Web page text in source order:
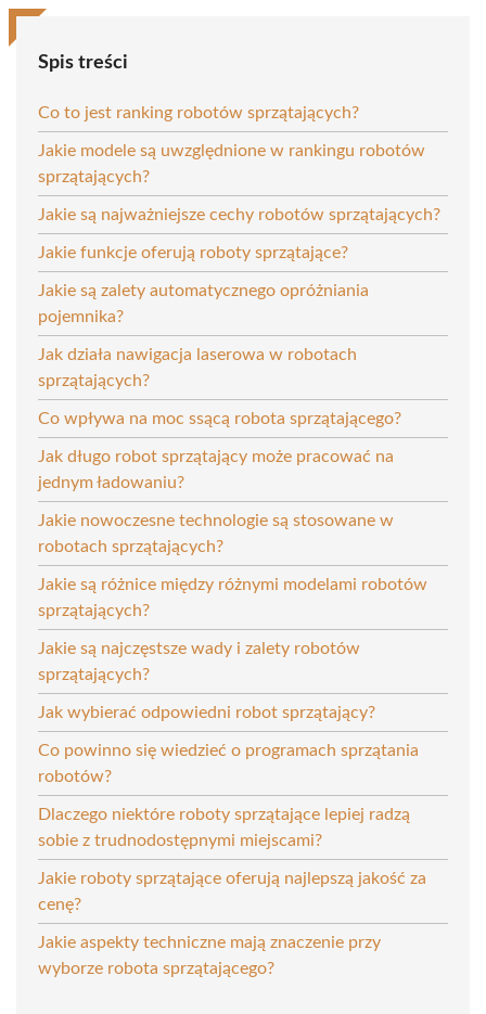
Spis treści
Co to jest ranking robotów sprzątających?
Jakie modele są uwzględnione w rankingu robotów
sprzątających?
Jakie są najważniejsze cechy robotów sprzątających?
Jakie funkcje oferują roboty sprzątające?
Jakie są zalety automatycznego opróżniania
pojemnika?
Jak działa nawigacja laserowa w robotach
sprzątających?
Co wpływa na moc ssącą robota sprzątającego?
Jak długo robot sprzątający może pracować na
jednym ładowaniu?
Jakie nowoczesne technologie są stosowane w
robotach sprzątających?
Jakie są różnice między różnymi modelami robotów
sprzątających?
Jakie są najczęstsze wady i zalety robotów
sprzątających?
Jak wybierać odpowiedni robot sprzątający?
Co powinno się wiedzieć o programach sprzątania
robotów?
Dlaczego niektóre roboty sprzątające lepiej radzą
sobie z trudnodostępnymi miejscami?
Jakie roboty sprzątające oferują najlepszą jakość za
cenę?
Jakie aspekty techniczne mają znaczenie przy
wyborze robota sprzątającego?